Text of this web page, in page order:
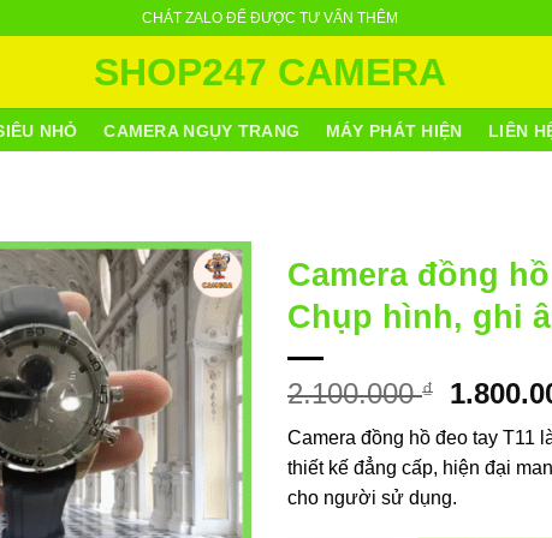
CHÁT ZALO ĐỂ ĐƯỢC TƯ VẤN THÊM
SHOP247 CAMERA
NHỎ CAMERA NGỤY TRANG MÁY PHÁT HIỆN LIÊN
Camera đồng
Chụp hình, ghi
2.100.000₫
Giá
là:
Camera đồng hồ đeo tay T11
thiết kế đẳng cấp, hiện đại
cho người sử dụng.